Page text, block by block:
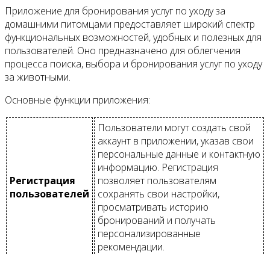
Приложение для бронирования услуг по уходу за
домашними питомцами предоставляет широкий спектр
функциональных возможностей, удобных и полезных для
пользователей. Оно предназначено для облегчения
процесса поиска, выбора и бронирования услуг по уходу
за животными.
Основные функции приложения:
Регистрация
пользователей
Пользователи могут создать свой
аккаунт в приложении, указав свои
персональные данные и контактную
информацию. Регистрация
позволяет пользователям
сохранять свои настройки,
просматривать историю
бронирований и получать
персонализированные
рекомендации.